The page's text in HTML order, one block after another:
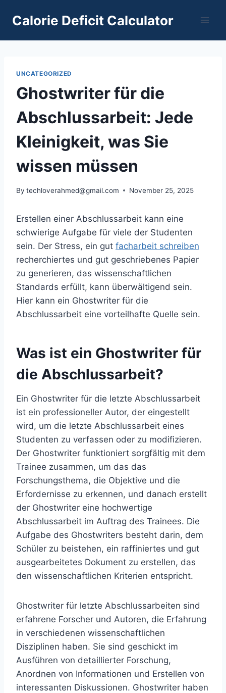
Calorie Deficit Calculator
UNCATEGORIZED
Ghostwriter für die
Abschlussarbeit: Jede
Kleinigkeit, was Sie
wissen müssen
By techloverahmed@gmail.com November 25, 2025
Erstellen einer Abschlussarbeit kann eine
schwierige Aufgabe für viele der Studenten
sein. Der Stress, ein gut facharbeit schreiben
recherchiertes und gut geschriebenes Papier
zu generieren, das wissenschaftlichen
Standards erfüllt, kann überwältigend sein.
Hier kann ein Ghostwriter für die
Abschlussarbeit eine vorteilhafte Quelle sein.
Was ist ein Ghostwriter für
die Abschlussarbeit?
Ein Ghostwriter für die letzte Abschlussarbeit
ist ein professioneller Autor, der eingestellt
wird, um die letzte Abschlussarbeit eines
Studenten zu verfassen oder zu modifizieren.
Der Ghostwriter funktioniert sorgfältig mit dem
Trainee zusammen, um das das
Forschungsthema, die Objektive und die
Erfordernisse zu erkennen, und danach erstellt
der Ghostwriter eine hochwertige
Abschlussarbeit im Auftrag des Trainees. Die
Aufgabe des Ghostwriters besteht darin, dem
Schüler zu beistehen, ein raffiniertes und gut
ausgearbeitetes Dokument zu erstellen, das
den wissenschaftlichen Kriterien entspricht.
Ghostwriter für letzte Abschlussarbeiten sind
erfahrene Forscher und Autoren, die Erfahrung
in verschiedenen wissenschaftlichen
Disziplinen haben. Sie sind geschickt im
Ausführen von detaillierter Forschung,
Anordnen von Informationen und Erstellen von
interessanten Diskussionen. Ghostwriter haben